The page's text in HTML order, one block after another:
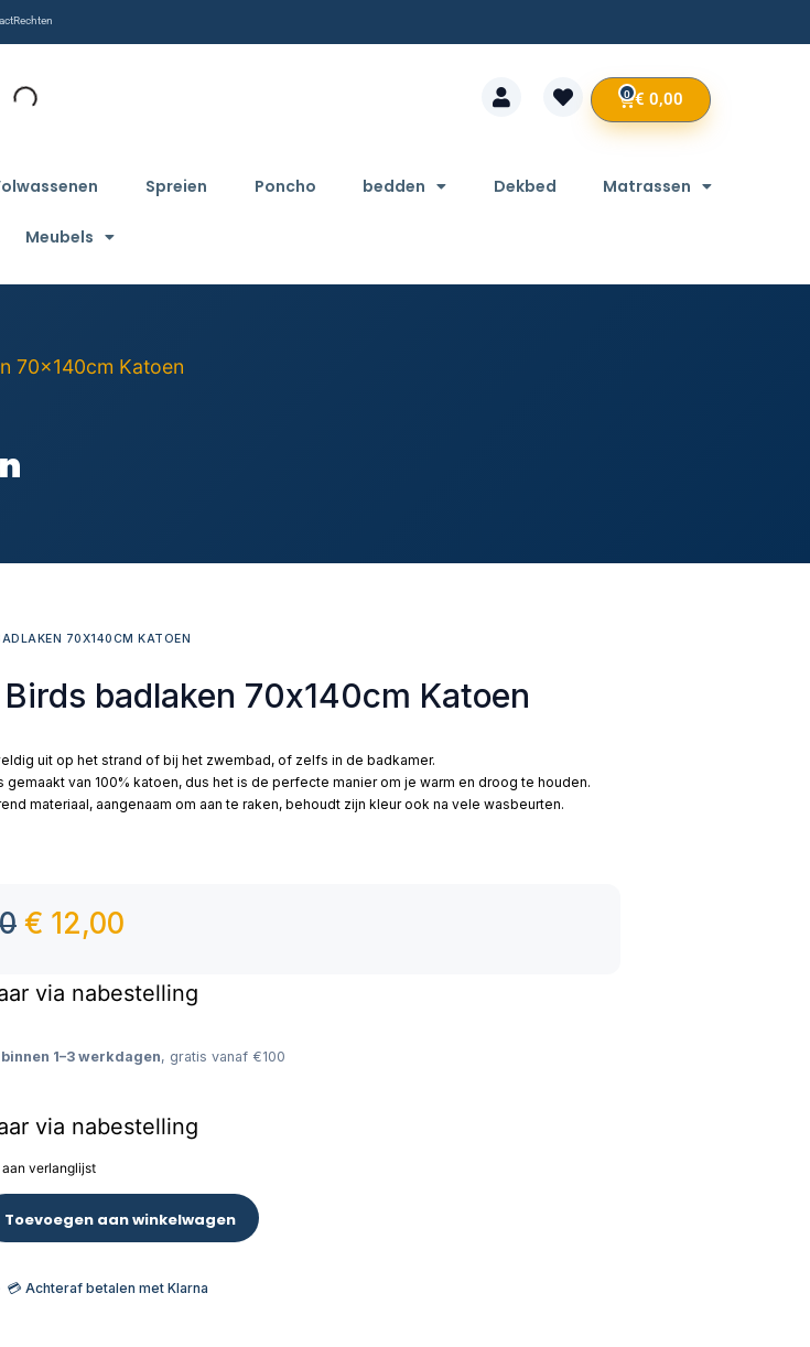
Rechten
€ 0,00
0
Spreien Poncho bedden Dekbed Matrassen
Meubels
70x140cm Katoen
70X140CM KATOEN
badlaken 70x140cm Katoen
uit op het strand of bij het zwembad, of zelfs in de badkamer.
gemaakt van 100% katoen, dus het is de perfecte manier om je warm en droog te houden.
materiaal, aangenaam om aan te raken, behoudt zijn kleur ook na vele wasbeurten.
€ 12,00
via nabestelling
binnen 1–3 werkdagen, gratis vanaf €100
via nabestelling
verlanglijst
Toevoegen aan winkelwagen
💳 Achteraf betalen met Klarna